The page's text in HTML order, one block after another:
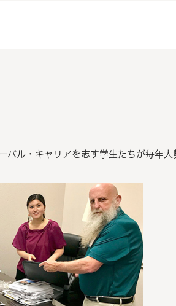
ル・キャリアを志す学生たちが毎年大